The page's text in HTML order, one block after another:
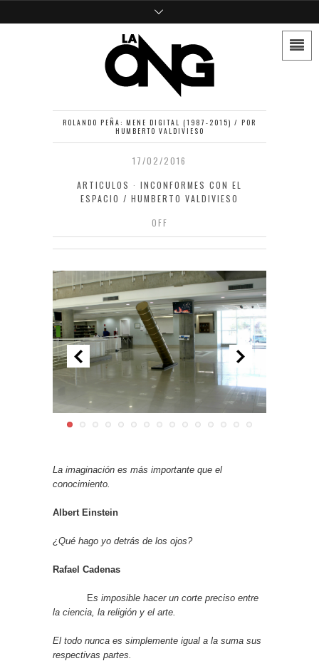
ROLANDO PEÑA: MENE DIGITAL (1987-2015) / POR
HUMBERTO VALDIVIESO
17/02/2016
ARTICULOS · INCONFORMES CON EL
ESPACIO / HUMBERTO VALDIVIESO
OFF
La imaginación es más importante que el
conocimiento.
Albert Einstein
¿Qué hago yo detrás de los ojos?
Rafael Cadenas
Es imposible hacer un corte preciso entre
la ciencia, la religión y el arte.
El todo nunca es simplemente igual a la suma sus
respectivas partes.